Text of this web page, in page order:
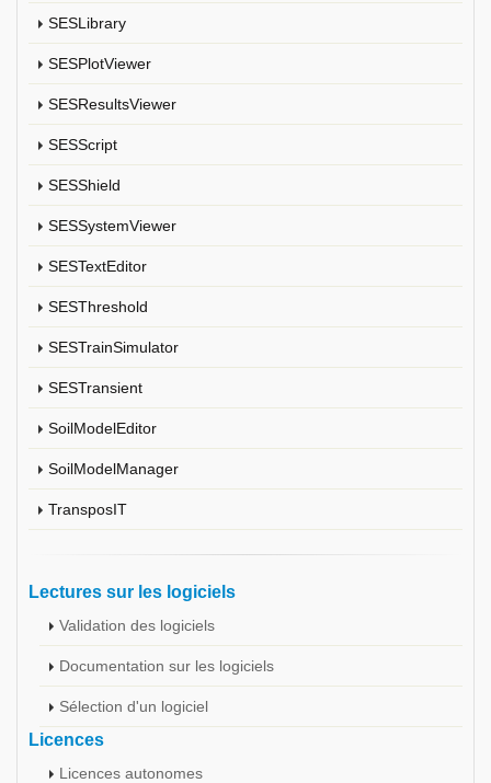
SESLibrary
SESPlotViewer
SESResultsViewer
SESScript
SESShield
SESSystemViewer
SESTextEditor
SESThreshold
SESTrainSimulator
SESTransient
SoilModelEditor
SoilModelManager
TransposIT
Lectures sur les logiciels
Validation des logiciels
Documentation sur les logiciels
Sélection d'un logiciel
Licences
Licences autonomes